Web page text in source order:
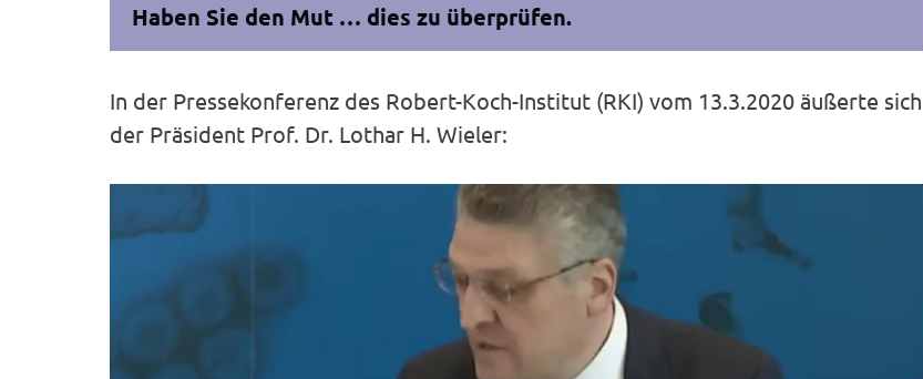
Haben Sie den Mut … dies zu überprüfen.
In der Pressekonferenz des Robert-Koch-Institut (RKI) vom 13.3.2020 äußerte sich
der Präsident Prof. Dr. Lothar H. Wieler: